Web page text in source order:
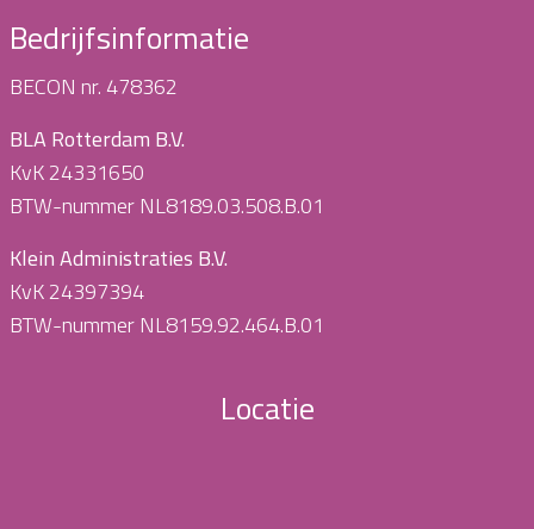
Bedrijfsinformatie
BECON nr. 478362
BLA Rotterdam B.V.
KvK 24331650
BTW-nummer NL8189.03.508.B.01
Klein Administraties B.V.
KvK 24397394
BTW-nummer NL8159.92.464.B.01
Locatie